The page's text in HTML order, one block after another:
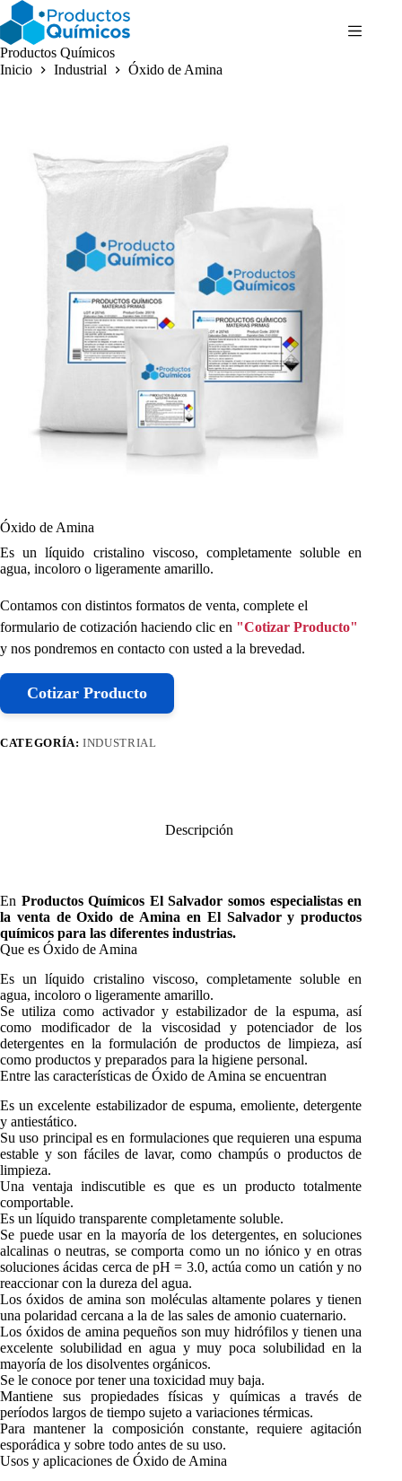
Saltar
al
contenido
Productos Químicos
Inicio
Industrial Óxido de Amina
Óxido de Amina
Es un líquido cristalino viscoso, completamente soluble en
agua, incoloro o ligeramente amarillo.
Contamos con distintos formatos de venta, complete el
formulario de cotización haciendo clic en "Cotizar Producto"
y nos pondremos en contacto con usted a la brevedad.
Cotizar Producto
CATEGORÍA:INDUSTRIAL
Descripción
En Productos Químicos El Salvador somos especialistas en
la venta deOxido de Amina en El Salvador y productos
químicos para las diferentes industrias.
Que es Óxido de Amina
Es un líquido cristalino viscoso, completamente soluble en
agua, incoloro o ligeramente amarillo.
Se utiliza como activador y estabilizador de la espuma, así
como modificador de la viscosidad y potenciador de los
detergentes en la formulación de productos de limpieza, así
como productos y preparados para la higiene personal.
Entre las características de Óxido de Amina se encuentran
Es un excelente estabilizador de espuma, emoliente, detergente
y antiestático.
Su uso principal es en formulaciones que requieren una espuma
estable y son fáciles de lavar, como champús o productos de
limpieza.
Una ventaja indiscutible es que es un producto totalmente
comportable.
Es un líquido transparente completamente soluble.
Se puede usar en la mayoría de los detergentes, en soluciones
alcalinas o neutras, se comporta como un no iónico y en otras
soluciones ácidas cerca de pH = 3.0, actúa como un catión y no
reaccionar con la dureza del agua.
Los óxidos de amina son moléculas altamente polares y tienen
una polaridad cercana a la de las sales de amonio cuaternario.
Los óxidos de amina pequeños son muy hidrófilos y tienen una
excelente solubilidad en agua y muy poca solubilidad en la
mayoría de los disolventes orgánicos.
Se le conoce por tener una toxicidad muy baja.
Mantiene sus propiedades físicas y químicas a través de
períodos largos de tiempo sujeto a variaciones térmicas.
Para mantener la composición constante, requiere agitación
esporádica y sobre todo antes de su uso.
Usos y aplicaciones de Óxido de Amina